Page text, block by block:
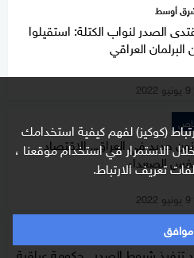
(كوكيز) لفهم كيفية استخدامك
الاستمرار في استخدام موقعنا ،
تعريف الارتباط.
موافق
أوسط
الصدر لنواب الكتلة: استقيلوا
العراقي
9 يونيو 2022
جديد في العراق.. الاقتصاد
الصعداء
9 يونيو 2022
خاص